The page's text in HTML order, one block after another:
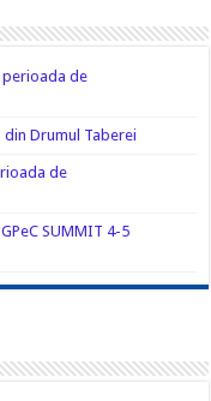
perioada de
Drumul Taberei
de
SUMMIT 4-5